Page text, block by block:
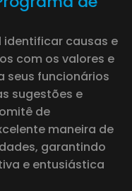
identificar causas e
com os valores e
seus funcionários
sugestões e
de
maneira de
garantindo
e entusiástica